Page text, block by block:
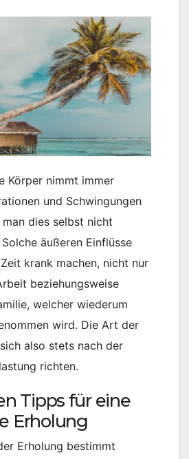
Körper nimmt immer
und Schwingungen
dies selbst nicht
äußeren Einflüsse
krank machen, nicht nur
beziehungsweise
welcher wiederum
wird. Die Art der
also stets nach der
richten.
Tipps für eine
Erholung
Erholung bestimmt